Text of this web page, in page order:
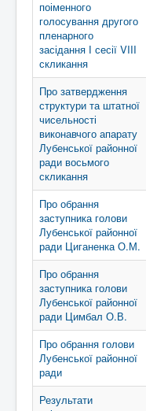
поіменного
голосування другого
пленарного
засідання І сесії VIII
скликання
Про затвердження
структури та штатної
чисельності
виконавчого апарату
Лубенської районної
ради восьмого
скликання
Про обрання
заступника голови
Лубенської районної
ради Циганенка О.М.
Про обрання
заступника голови
Лубенської районної
ради Цимбал О.В.
Про обрання голови
Лубенської районної
ради
Результати